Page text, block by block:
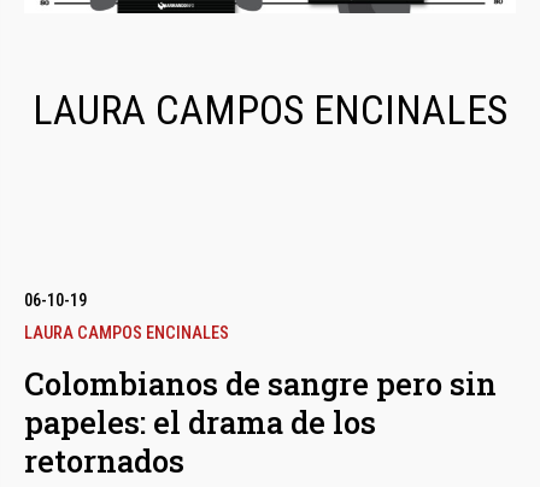
LAURA CAMPOS ENCINALES
06-10-19
LAURA CAMPOS ENCINALES
Colombianos de sangre pero sin
papeles: el drama de los
retornados